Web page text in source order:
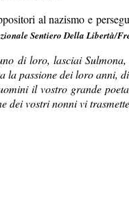
al nazismo e
Sentiero Della Libertà/
di loro, lasciai
passione dei loro
il vostro grande
dei vostri nonni vi